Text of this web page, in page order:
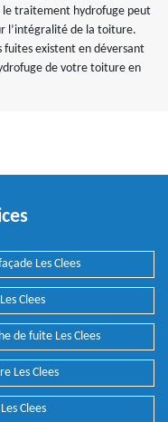
le traitement hydrofuge peut
l’intégralité de la toiture.
fuites existent en déversant
de votre toiture en
Les Clees
Clees
de fuite Les Clees
Les Clees
Clees